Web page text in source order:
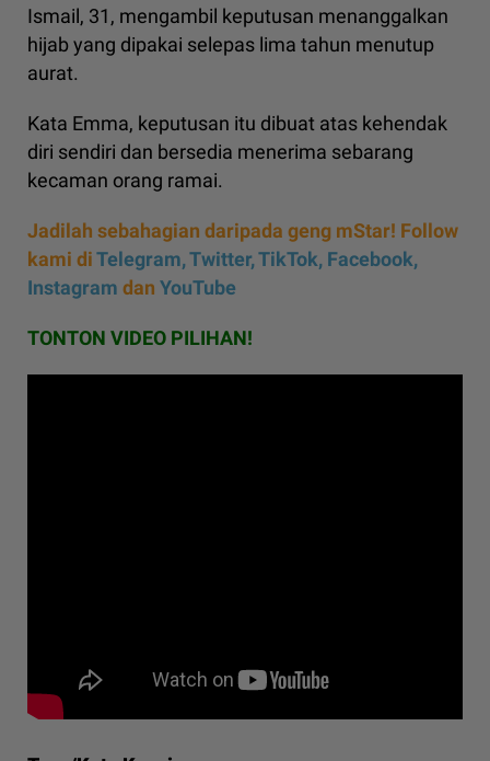
Ismail, 31, mengambil keputusan menanggalkan
hijab yang dipakai selepas lima tahun menutup
aurat.
Kata Emma, keputusan itu dibuat atas kehendak
diri sendiri dan bersedia menerima sebarang
kecaman orang ramai.
Jadilah sebahagian daripada geng mStar! Follow
kami diTelegram,Twitter,TikTok, Facebook,
Instagram dan YouTube
TONTON VIDEO PILIHAN!